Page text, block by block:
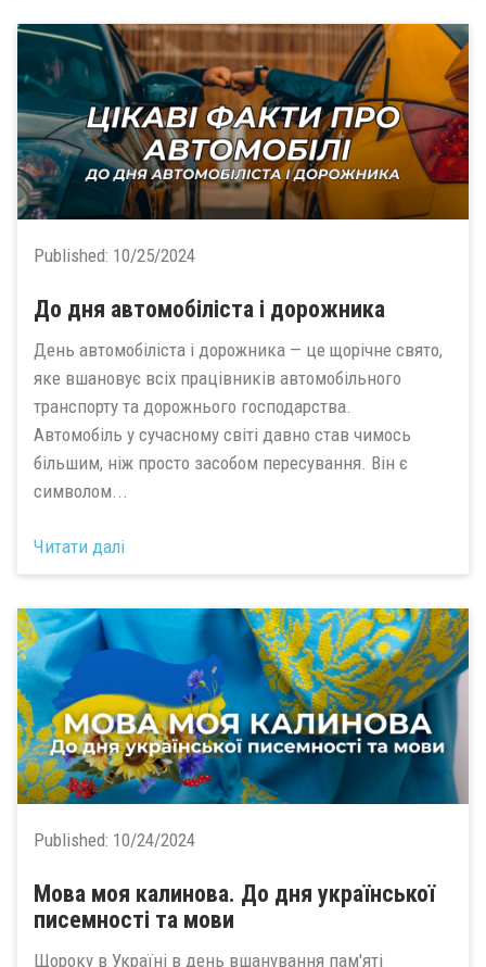
Published: 10/25/2024
До дня автомобіліста і дорожника
День автомобіліста і дорожника — це щорічне свято,
яке вшановує всіх працівників автомобільного
транспорту та дорожнього господарства.
Автомобіль у сучасному світі давно став чимось
більшим, ніж просто засобом пересування. Він є
символом...
Читати далі
Published: 10/24/2024
Мова моя калинова. До дня української
писемності та мови
Щороку в Україні в день вшанування пам'яті